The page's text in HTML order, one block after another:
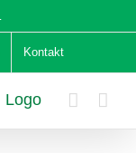
Kontakt